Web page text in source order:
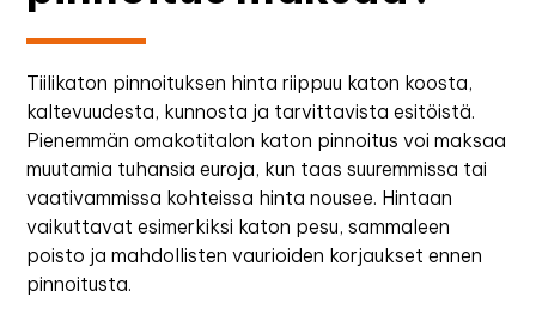
Tiilikaton pinnoituksen hinta riippuu katon koosta,
kaltevuudesta, kunnosta ja tarvittavista esitöistä.
Pienemmän omakotitalon katon pinnoitus voi maksaa
muutamia tuhansia euroja, kun taas suuremmissa tai
vaativammissa kohteissa hinta nousee. Hintaan
vaikuttavat esimerkiksi katon pesu, sammaleen
poisto ja mahdollisten vaurioiden korjaukset ennen
pinnoitusta.